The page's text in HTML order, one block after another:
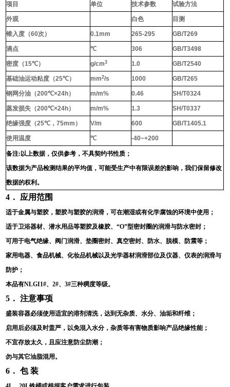
项目 单位 技术参数 试验方法
外观 白色 目测
锥入度（60次） 0.1mm 265-295 GB/T269
滴点 ℃ 306 GB/T3498
密度（15℃） g/cm3 1.0 GB/T2540
基础油运动粘度（25℃） mm2/s 1000 GB/T265
钢网分油（200℃×24h） m/m% 0.46 SH/T0324
蒸发损失（200℃×24h） m/m% 1.3 SH/T0337
绝缘强度（25℃ ，75mm ） V/m 600 GB/T1405.1
使用温度 ℃ -40~+200
备注:以上数据，仅供参考，不具契约书性质；
该数据为产品检测结果的平均值，可能受生产中有限误差的影响，我们保留修改
数据的权利。
4 ． 应用范围
适于金属与塑胶，塑胶与塑胶的润滑，可在潮湿或有化学腐蚀的环境中使用；
适于卫浴器材、潜水用品等塑胶及橡胶、“O”型密封圈的润滑与防水密封；
可用于电气绝缘、阀门润滑、垫圈密封、真空密封、防水、脱模、防震等；
家用电器、食品机械、化妆品机械以及光学器材润滑部位及仪器、仪表的润滑与
防护；
本品有NLGI1#、2#、3#三种稠度等级。
5 ． 注意事项
盛装容器必须使用适宜的溶剂清洗，达到无杂质、水分、油垢和纤维；
启用后必须及时盖严，以免混入水分，杂质等有害物质影响产品绝缘性能；
不宜存放太久，且应注意防尘防潮；
勿与其它油脂混用。
6 ． 包 装